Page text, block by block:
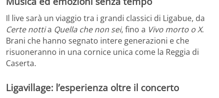
Il live sarà un viaggio tra i grandi classici di Ligabue, da
Certe nottia Quella che non sei, fino a Vivo morto o X.
Brani che hanno segnato intere generazioni e che
risuoneranno in una cornice unica come la Reggia di
Caserta.
Ligavillage: l’esperienza oltre il concerto